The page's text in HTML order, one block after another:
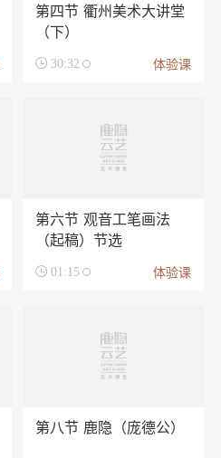
第四节 衢州美术大讲堂
（下）
 30:32 体验课
第六节 观音工笔画法
（起稿）节选
 01:15 体验课
第八节 鹿隐（庞德公）